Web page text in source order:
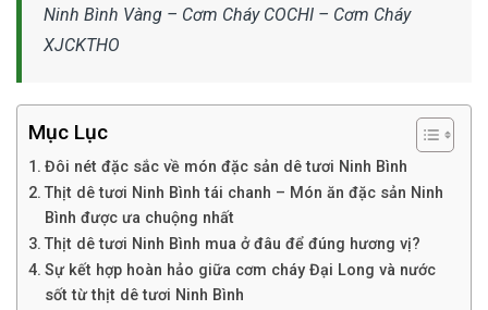
Ninh Bình Vàng – Cơm Cháy COCHI – Cơm Cháy
XJCKTHO
Mục Lục
Đôi nét đặc sắc về món đặc sản dê tươi Ninh Bình
Thịt dê tươi Ninh Bình tái chanh – Món ăn đặc sản Ninh
Bình được ưa chuộng nhất
Thịt dê tươi Ninh Bình mua ở đâu để đúng hương vị?
Sự kết hợp hoàn hảo giữa cơm cháy Đại Long và nước
sốt từ thịt dê tươi Ninh Bình